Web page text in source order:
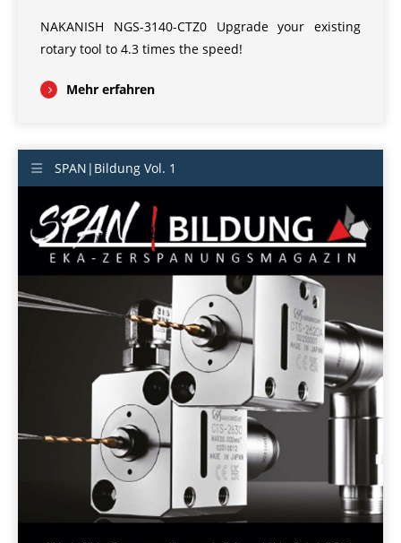
NAKANISH NGS-3140-CTZ0 Upgrade your existing
rotary tool to 4.3 times the speed!
Mehr erfahren
SPAN|Bildung Vol. 1